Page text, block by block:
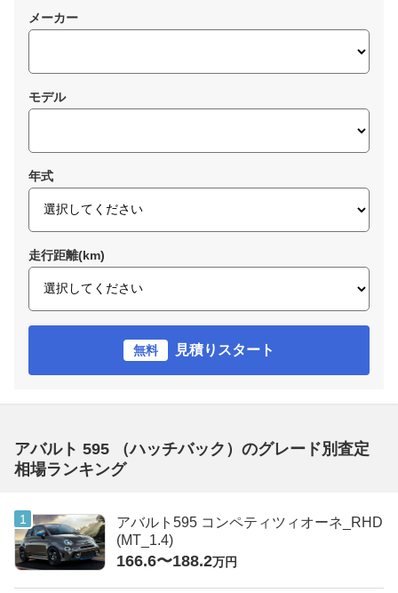
メーカー
モデル
年式
走行距離(km)
無料 見積りスタート
アバルト 595 （ハッチバック）のグレード別査定
相場ランキング
アバルト595 コンペティツィオーネ_RHD
(MT_1.4)
166.6〜188.2万円